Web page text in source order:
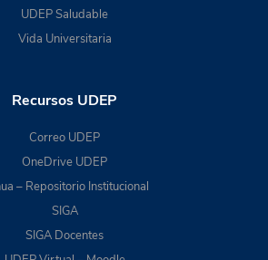
UDEP Saludable
Vida Universitaria
Recursos UDEP
Correo UDEP
OneDrive UDEP
– Repositorio Institucional
SIGA
SIGA Docentes